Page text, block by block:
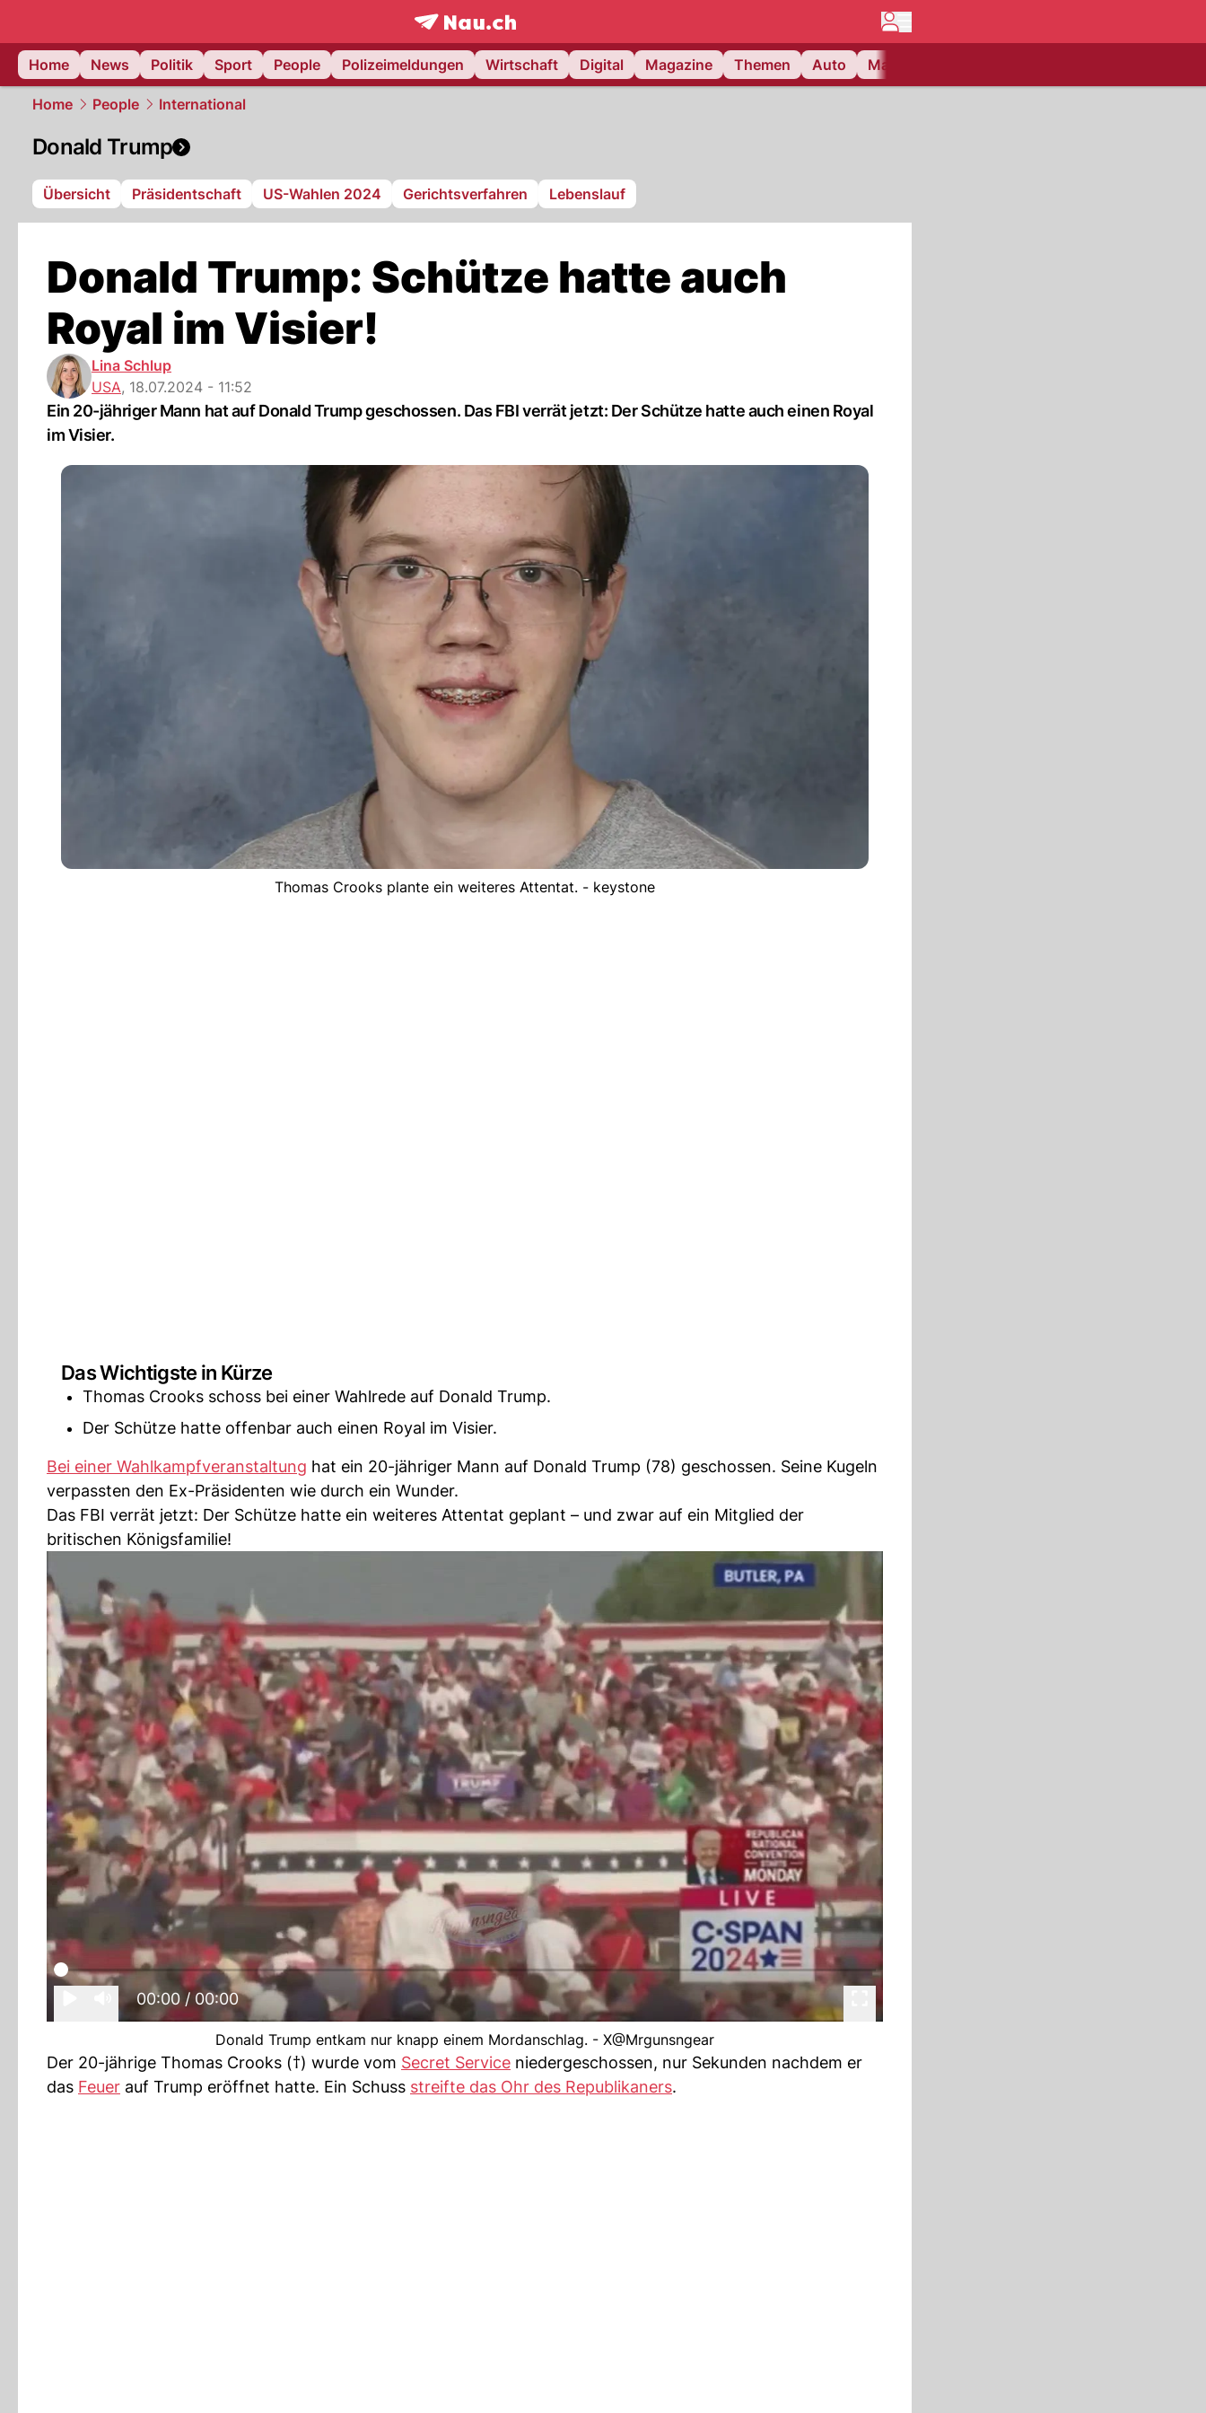
frontpage.NAU.ch
Home
News Politik Sport People Polizeimeldungen Wirtschaft Digital Magazine Themen Auto Matchcenter
Home People International
Donald Trump
Übersicht Präsidentschaft US-Wahlen 2024 Gerichtsverfahren Lebenslauf
Donald Trump: Schütze hatte auch
Royal im Visier!
Lina Schlup
USA, 18.07.2024 - 11:52
Ein 20-jähriger Mann hat auf Donald Trump geschossen. Das FBI verrät jetzt: Der Schütze hatte auch einen Royal
im Visier.
Thomas Crooks plante ein weiteres Attentat. - keystone
Das Wichtigste in Kürze
Thomas Crooks schoss bei einer Wahlrede auf Donald Trump.
Der Schütze hatte offenbar auch einen Royal im Visier.
Bei einer Wahlkampfveranstaltung hat ein 20-jähriger Mann auf Donald Trump (78) geschossen. Seine Kugeln
verpassten den Ex-Präsidenten wie durch ein Wunder.
Das FBI verrät jetzt: Der Schütze hatte ein weiteres Attentat geplant – und zwar auf ein Mitglied der
britischen Königsfamilie!
00:00 / 00:00
Donald Trump entkam nur knapp einem Mordanschlag. - X@Mrgunsngear
Der 20-jährige Thomas Crooks (†) wurde vom Secret Service niedergeschossen, nur Sekunden nachdem er
das Feuer auf Trump eröffnet hatte. Ein Schuss streifte das Ohr des Republikaners.